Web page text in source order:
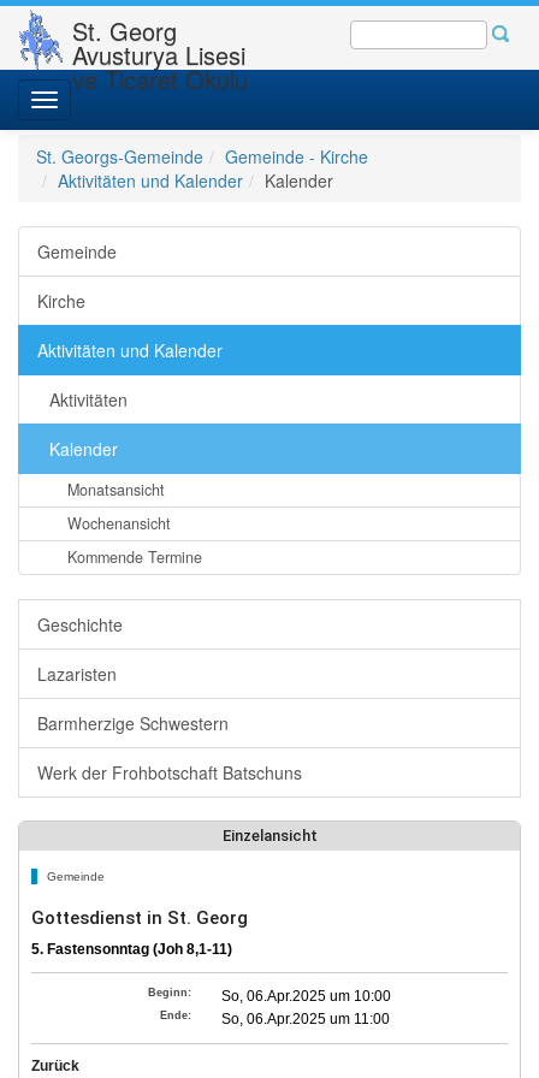
St. Georg
Avusturya Lisesi
ve Ticaret Okulu
Toggle
navigation
St. Georgs-Gemeinde
Gemeinde - Kirche
Aktivitäten und Kalender
Kalender
Gemeinde
Kirche
Aktivitäten und Kalender
Aktivitäten
Kalender
Monatsansicht
Wochenansicht
Kommende Termine
Geschichte
Lazaristen
Barmherzige Schwestern
Werk der Frohbotschaft Batschuns
Einzelansicht
Gemeinde
Gottesdienst in St. Georg
5. Fastensonntag (Joh 8,1-11)
Beginn: So, 06.Apr.2025 um 10:00
Ende: So, 06.Apr.2025 um 11:00
Zurück